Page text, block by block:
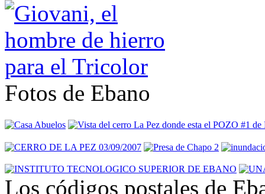
Fotos de Ebano
Los códigos postales de